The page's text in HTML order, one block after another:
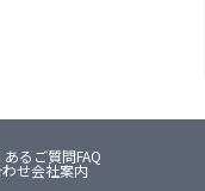
あるご質問FAQ
せ会社案内